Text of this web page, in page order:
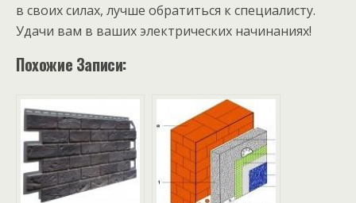
в своих силах, лучше обратиться к специалисту.
Удачи вам в ваших электрических начинаниях!
Похожие Записи: